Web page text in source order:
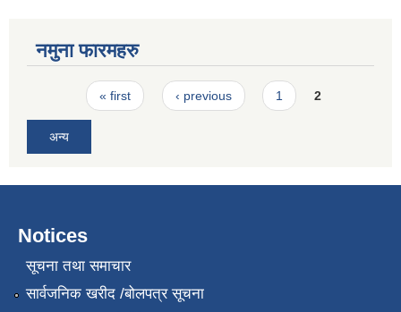
नमुना फारमहरु
Pages« first ‹ previous 1 2
अन्य
Notices
सूचना तथा समाचार
सार्वजनिक खरीद /बोलपत्र सूचना